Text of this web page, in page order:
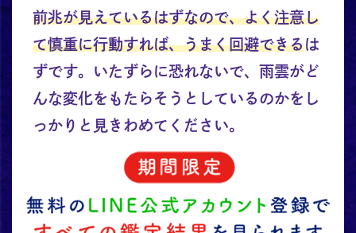
前兆が見えているはずなので、よく注意し
て慎重に行動すれば、うまく回避できるは
ずです。いたずらに恐れないで、雨雲がど
んな変化をもたらそうとしているのかをし
っかりと見きわめてください。